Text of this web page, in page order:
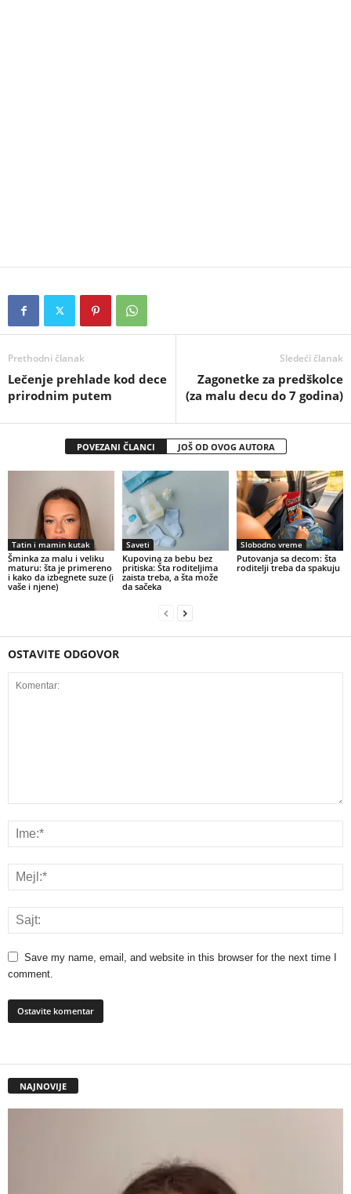
Prethodni članak
Lečenje prehlade kod dece
prirodnim putem
Sledeći članak
Zagonetke za predškolce
(za malu decu do 7 godina)
POVEZANI ČLANCI JOŠ OD OVOG AUTORA
Tatin i mamin kutak
Šminka za malu i veliku
maturu: šta je primereno
i kako da izbegnete suze (i
vaše i njene)
Saveti
Kupovina za bebu bez
pritiska: Šta roditeljima
zaista treba, a šta može
da sačeka
Slobodno vreme
Putovanja sa decom: šta
roditelji treba da spakuju
OSTAVITE ODGOVOR
Save my name, email, and website in this browser for the next time I
comment.
NAJNOVIJE